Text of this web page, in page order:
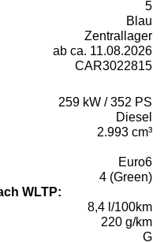
5
Blau
Zentrallager
ab ca. 11.08.2026
CAR3022815
259 kW / 352 PS
Diesel
2.993 cm³
Euro6
4 (Green)
WLTP:
8,4 l/100km
220 g/km
G